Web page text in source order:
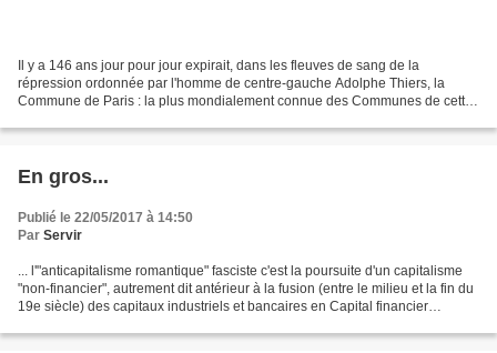
Il y a 146 ans jour pour jour expirait, dans les fleuves de sang de la
répression ordonnée par l'homme de centre-gauche Adolphe Thiers, la
Commune de Paris : la plus mondialement connue des Communes de cette
En gros...
Publié le 22/05/2017 à 14:50
Par Servir
... l'"anticapitalisme romantique" fasciste c'est la poursuite d'un capitalisme
"non-financier", autrement dit antérieur à la fusion (entre le milieu et la fin du
19e siècle) des capitaux industriels et bancaires en Capital financier